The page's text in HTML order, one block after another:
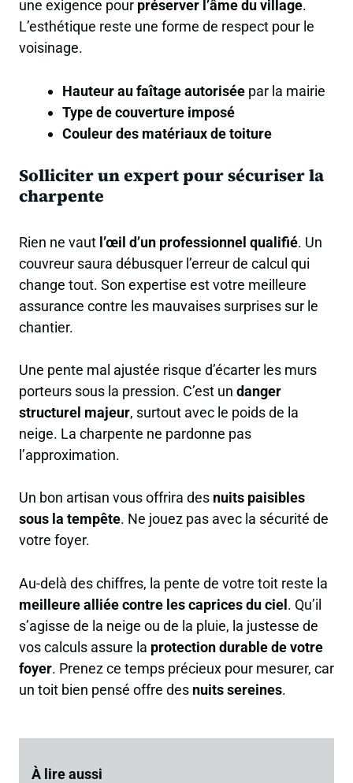
une exigence pour préserver l’âme du village.
L’esthétique reste une forme de respect pour le
voisinage.
Hauteur au faîtage autoriséepar la mairie
Type de couverture imposé
Couleur des matériaux de toiture
Solliciter un expert pour sécuriser la
charpente
Rien ne vaut l’œil d’un professionnel qualifié. Un
couvreur saura débusquer l’erreur de calcul qui
change tout. Son expertise est votre meilleure
assurance contre les mauvaises surprises sur le
chantier.
Une pente mal ajustée risque d’écarter les murs
porteurs sous la pression. C’est un danger
structurel majeur, surtout avec le poids de la
neige. La charpente ne pardonne pas
l’approximation.
Un bon artisan vous offrira des nuits paisibles
sous la tempête. Ne jouez pas avec la sécurité de
votre foyer.
Au-delà des chiffres, la pente de votre toit reste la
meilleure alliée contre les caprices du ciel. Qu’il
s’agisse de la neige ou de la pluie, la justesse de
vos calculs assure la protection durable de votre
foyer. Prenez ce temps précieux pour mesurer, car
un toit bien pensé offre des nuits sereines.
À lire aussi